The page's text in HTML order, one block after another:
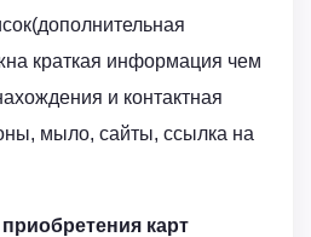
краткая информация чем
и контактная
мыло, сайты, ссылка на
карт